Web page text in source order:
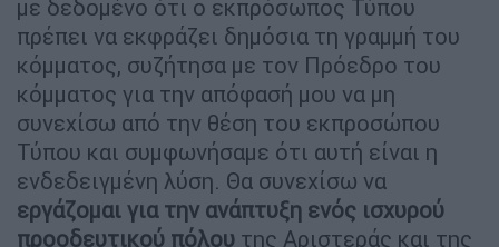
με δεδομένο ότι ο εκπρόσωπος Τύπου
πρέπει να εκφράζει δημόσια τη γραμμή του
κόμματος, συζήτησα με τον Πρόεδρο του
κόμματος για την απόφασή μου να μη
συνεχίσω από την θέση του εκπροσώπου
Τύπου και συμφωνήσαμε ότι αυτή είναι η
ενδεδειγμένη λύση. Θα συνεχίσω να
εργάζομαι για την ανάπτυξη ενός ισχυρού
προοδευτικού πόλου της Αριστεράς και της